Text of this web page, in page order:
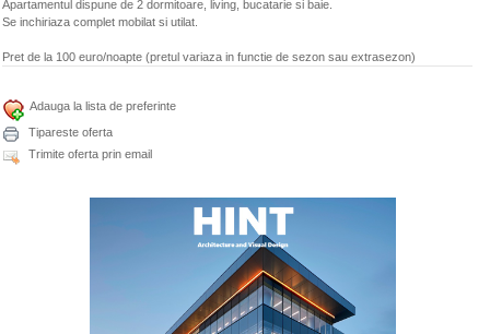
Apartamentul dispune de 2 dormitoare, living, bucatarie si baie.
Se inchiriaza complet mobilat si utilat.
Pret de la 100 euro/noapte (pretul variaza in functie de sezon sau extrasezon)
Adauga la lista de preferinte
Tipareste oferta
Trimite oferta prin email